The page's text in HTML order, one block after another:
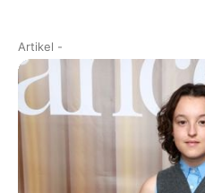
Artikel -